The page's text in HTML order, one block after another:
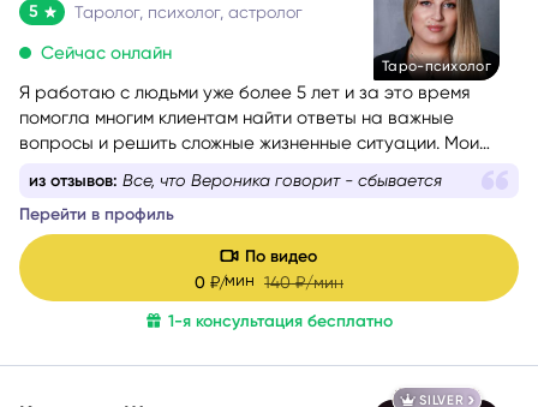
Таро-психолог
5 Таролог, психолог, астролог
Сейчас онлайн
Я работаю с людьми уже более 5 лет и за это время
помогла многим клиентам найти ответы на важные
вопросы и решить сложные жизненные ситуации. Мои
любимые сферы работы — это отношения, саморазвитие
и предназначение. Я верю, что каждый человек имеет
свою кармическую задачу на это воплощение, и моя
цель — помочь вам раскрыть свой потенциал и достичь
гармонии в жизни.
из отзывов: Всё доходчиво объяснила ,карты на все
Перейти в профиль
По видео
0 ₽/мин140 ₽/мин